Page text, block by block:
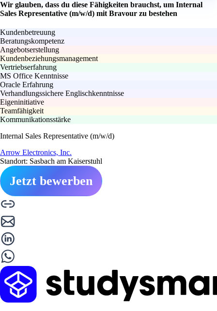
Wir glauben, dass du diese Fähigkeiten brauchst, um Internal
Sales Representative (m/w/d) mit Bravour zu bestehen
Kundenbetreuung
Beratungskompetenz
Angebotserstellung
Kundenbeziehungsmanagement
Vertriebserfahrung
MS Office Kenntnisse
Oracle Erfahrung
Verhandlungssichere Englischkenntnisse
Eigeninitiative
Teamfähigkeit
Kommunikationsstärke
Internal Sales Representative (m/w/d)
Arrow Electronics, Inc.
Standort: Sasbach am Kaiserstuhl
Jetzt bewerben